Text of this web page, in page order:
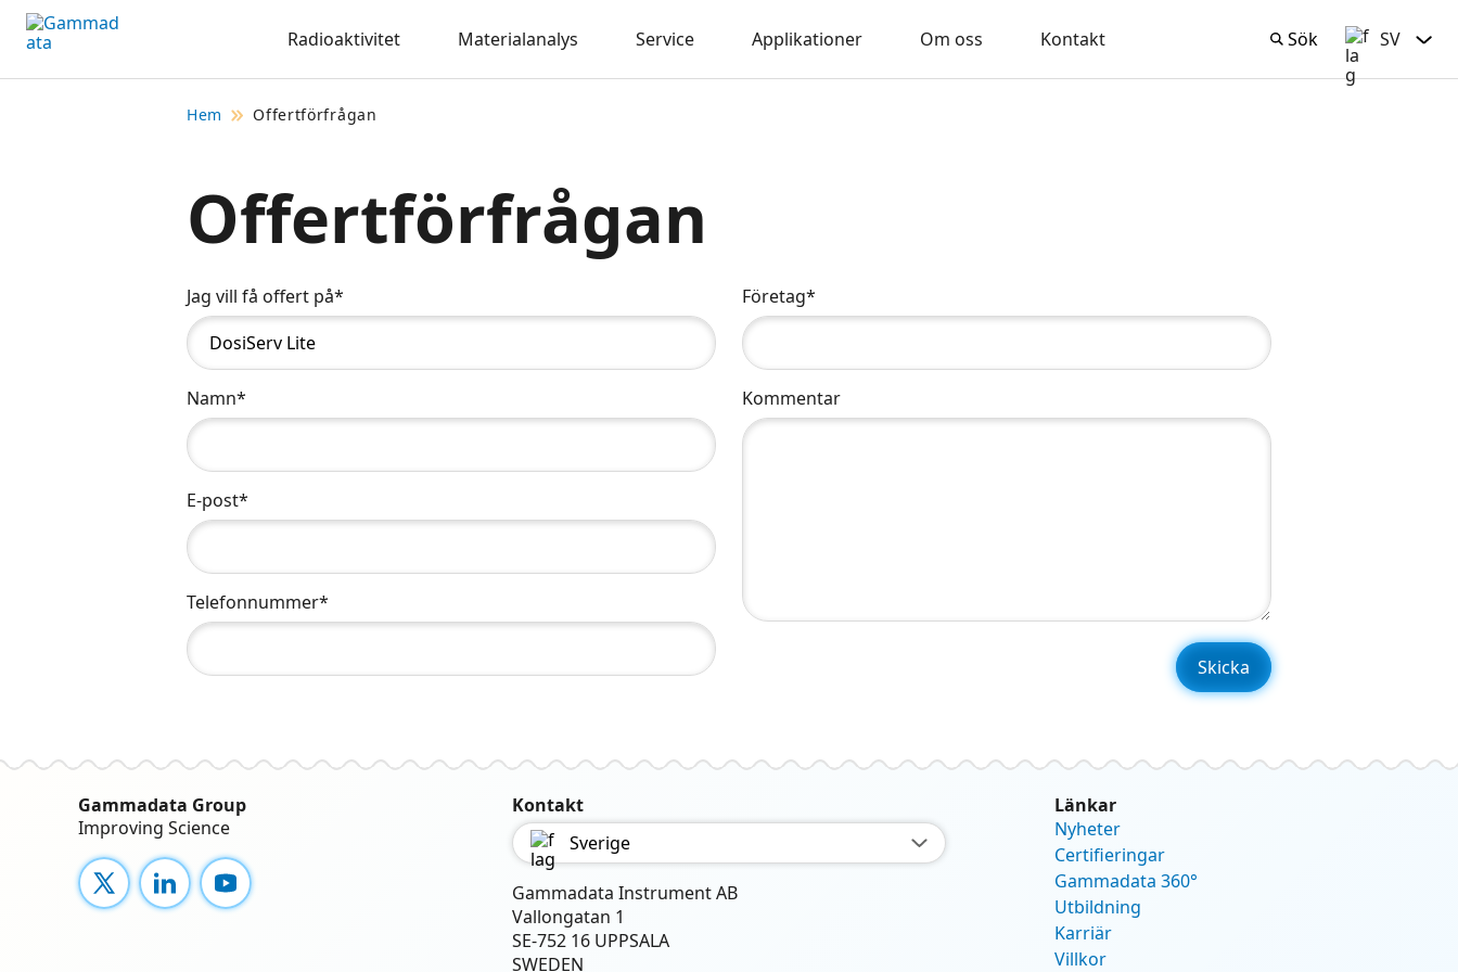
Hoppa
till
Radioaktivitet Materialanalys Service Applikationer Om oss Kontakt Sök
Sök Svenska
SV
Hem Offertförfrågan
Offertförfrågan
Jag vill få offert på*
Namn*
E-post*
Telefonnummer*
Företag*
Kommentar
Gammadata Group
Improving Science
X LinkedInYouTube
Kontakt
Sverige
Gammadata Instrument AB
Vallongatan 1
SE-752 16 UPPSALA
SWEDEN
Länkar
Nyheter
Certifieringar
Gammadata 360°
Utbildning
Karriär
Villkor